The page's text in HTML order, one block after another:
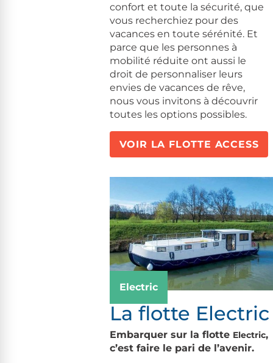
confort et toute la sécurité, que
vous recherchiez pour des
vacances en toute sérénité. Et
parce que les personnes à
mobilité réduite ont aussi le
droit de personnaliser leurs
envies de vacances de rêve,
nous vous invitons à découvrir
toutes les options possibles.
VOIR LA FLOTTE ACCESS
Electric
La flotte Electric
Embarquer sur la flotte Electric,
c’est faire le pari de l’avenir.